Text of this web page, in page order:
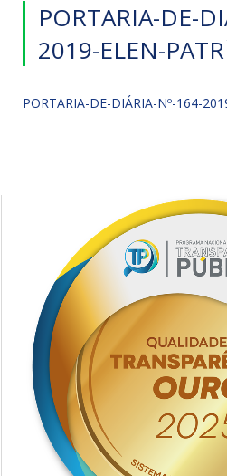
PORTARIA-DE-
2019-ELEN-
PORTARIA-DE-DIÁRIA-Nº-164-